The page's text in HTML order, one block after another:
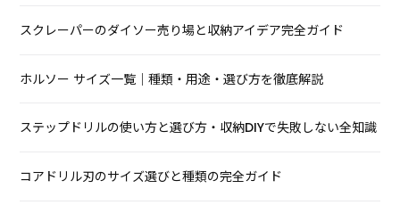
スクレーパーのダイソー売り場と収納アイデア完全ガイド
ホルソー サイズ一覧｜種類・用途・選び方を徹底解説
ステップドリルの使い方と選び方・収納DIYで失敗しない全知識
コアドリル刃のサイズ選びと種類の完全ガイド